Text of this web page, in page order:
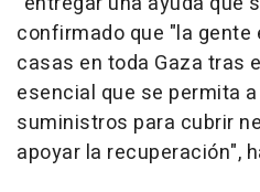
confirmado que "la gente
casas en toda Gaza tras
esencial que se permita
suministros para cubrir
apoyar la recuperación",